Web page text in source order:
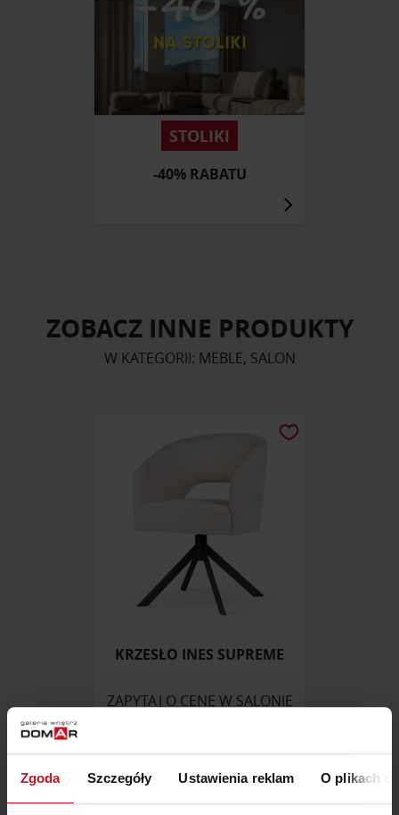
Zgoda Szczegóły Ustawienia reklam O plikach
STOLIKI
-40% RABATU
ZOBACZ INNE PRODUKTY
W KATEGORII: MEBLE, SALON
KRZESŁO INES SUPREME
ZAPYTAJ O CENĘ W SALONIE